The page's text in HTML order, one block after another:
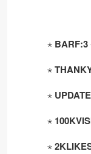
⋆ BARF:3
⋆
⋆
⋆
⋆